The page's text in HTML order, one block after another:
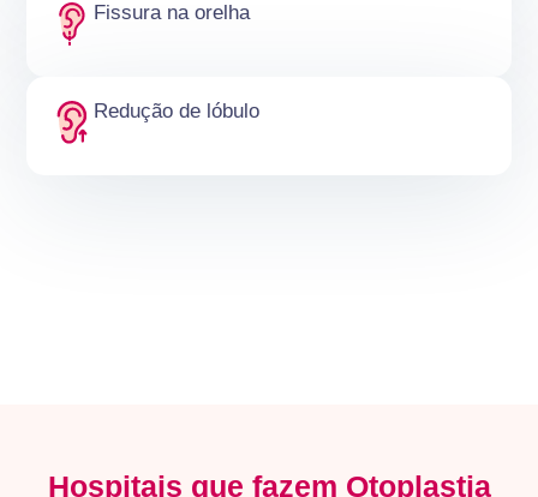
Fissura na orelha
Redução de lóbulo
Hospitais que fazem Otoplastia